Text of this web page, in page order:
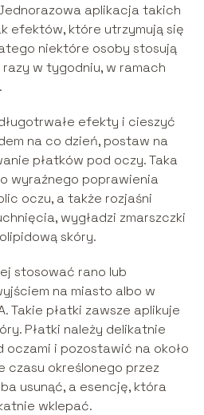
aplikacja takich
efektów, które utrzymują się
niektóre osoby stosują
w tygodniu, w ramach
efekty i cieszyć
na co dzień, postaw na
płatków pod oczy. Taka
wyraźnego poprawienia
oczu, a także rozjaśni
wygładzi zmarszczki
skóry.
stosować rano lub
na miasto albo w
Takie płatki zawsze aplikuje
Płatki należy delikatnie
oczami i pozostawić na około
czasu określonego przez
usunąć, a esencję, która
wklepać.